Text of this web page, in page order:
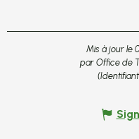
Mis à jour le
par Office de